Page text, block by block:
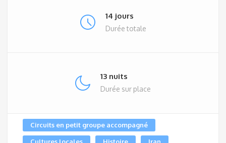
14 jours
Durée totale
13 nuits
Durée sur place
Circuits en petit groupe accompagné